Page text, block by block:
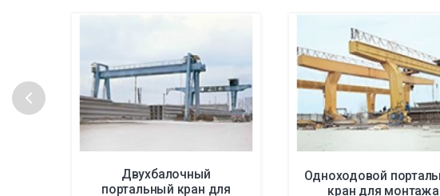
Двухбалочный
портальный кран для
Одноходовой
кран для монтажа